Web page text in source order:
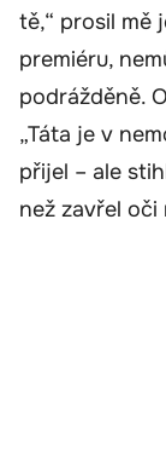
tě,“ prosil mě
premiéru,
podrážděně.
„Táta je v
přijel – ale
než zavřel oči